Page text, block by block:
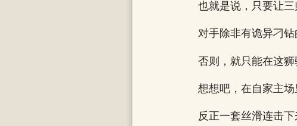
也就是说，只要让
对手除非有诡异刁钻
否则，就只能在这
想想吧，在自家主
反正一套丝滑连击